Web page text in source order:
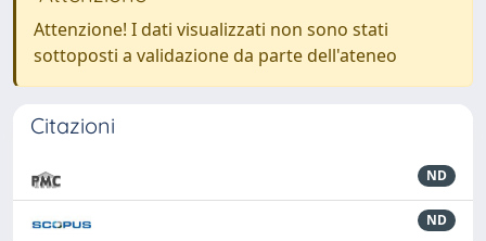
Attenzione! I dati visualizzati non sono stati
sottoposti a validazione da parte dell'ateneo
Citazioni
ND
ND